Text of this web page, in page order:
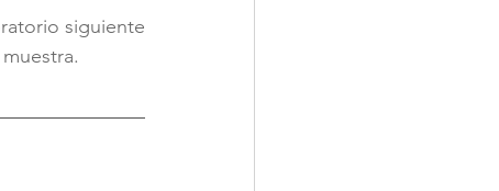
siguiente